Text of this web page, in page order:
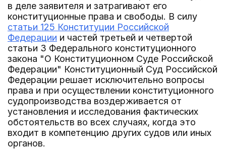
в деле заявителя и затрагивают его
конституционные права и свободы. В силу
статьи 125 Конституции Российской
Федерации и частей третьей и четвертой
статьи 3 Федерального конституционного
закона "О Конституционном Суде Российской
Федерации" Конституционный Суд Российской
Федерации решает исключительно вопросы
права и при осуществлении конституционного
судопроизводства воздерживается от
установления и исследования фактических
обстоятельств во всех случаях, когда это
входит в компетенцию других судов или иных
органов.